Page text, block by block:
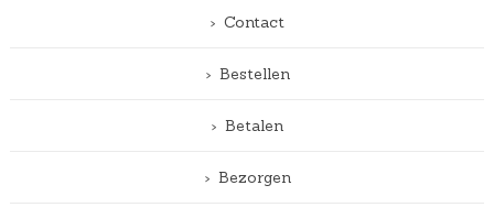
Contact
Bestellen
Betalen
Bezorgen